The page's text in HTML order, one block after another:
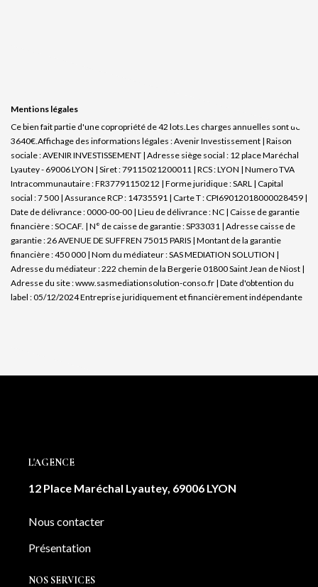
Mentions légales
Ce bien fait partie d'une copropriété de 42 lots.Les charges annuelles sont de
3640€.Affichage des informations légales : Avenir Investissement | Raison
sociale : AVENIR INVESTISSEMENT | Adresse siège social : 12 place Maréchal
Lyautey - 69006 LYON | Siret : 79115021200011 | RCS : LYON | Numero TVA
Intracommunautaire : FR37791150212 | Forme juridique : SARL | Capital
social : 7 500 | Assurance RCP : 14735591 | Carte T : CPI69012018000028459 |
Date de délivrance : 0000-00-00 | Lieu de délivrance : NC | Caisse de garantie
financière : SOCAF. | N° de caisse de garantie : SP33031 | Adresse caisse de
garantie : 26 AVENUE DE SUFFREN 75015 PARIS | Montant de la garantie
financière : 450 000 | Nom du médiateur : SAS MEDIATION SOLUTION |
Adresse du médiateur : 222 chemin de la Bergerie 01800 Saint Jean de Niost |
Adresse du site :www.sasmediationsolution-conso.fr | Date d'obtention du
label : 05/12/2024Entreprise juridiquement et financièrement indépendante
L'AGENCE
12 Place Maréchal Lyautey, 69006 LYON
Nous contacter
Présentation
NOS SERVICES